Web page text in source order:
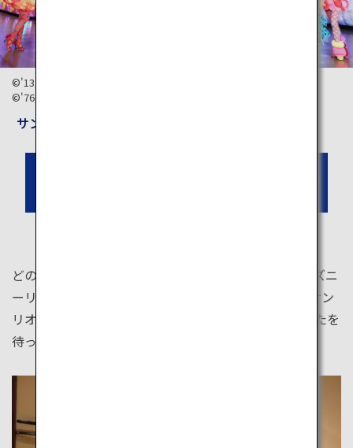
©'13,'20 SANRIO S/D・G
©'76,'90,'96,'99,'01,'10,'20 SANRIO APPROVAL No.P1101073
サンリオピューロランド
どのキャラクターに会いに行きたいですか？東京ディズニ
ーリゾート®もユニバーサル・スタジオ・ジャパンもサン
リオピューロランドもスタジオジブリも、みんなあなたを
待っています！